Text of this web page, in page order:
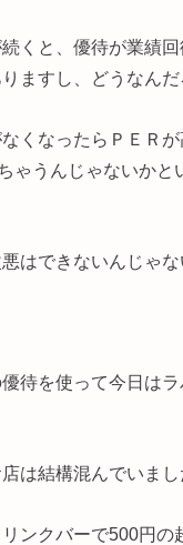
くと、優待が業績
ますし、どうなんだ
くなったらＰＥＲ
ゃうんじゃないかと
はできないんじゃな
待を使って今日は
は結構混んでいまし
ンクバーで500円の